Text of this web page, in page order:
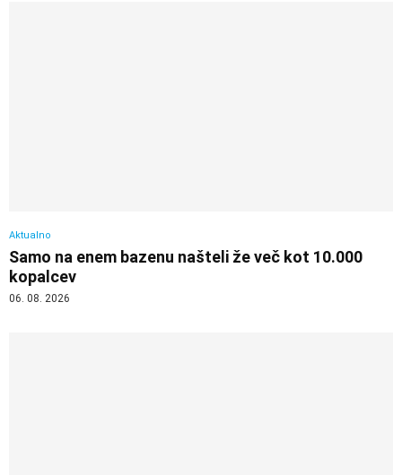
Aktualno
Samo na enem bazenu našteli že več kot 10.000
kopalcev
06. 08. 2026